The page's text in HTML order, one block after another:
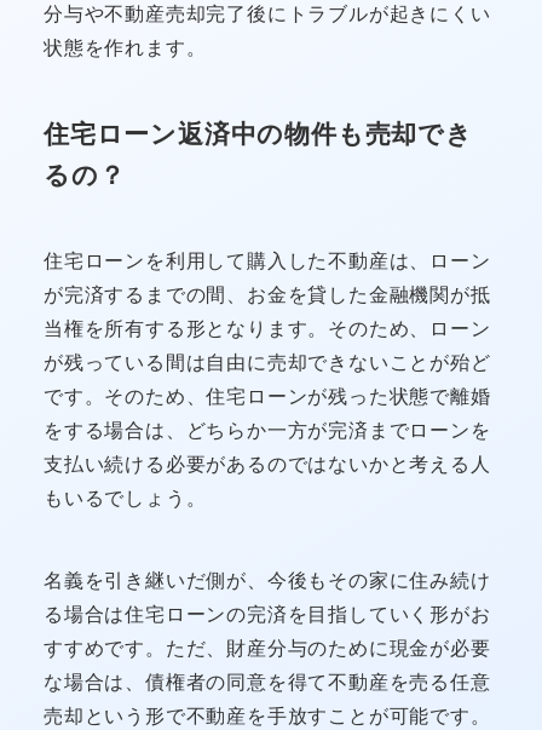
分与や不動産売却完了後にトラブルが起きにくい
状態を作れます。
住宅ローン返済中の物件も売却でき
るの？
住宅ローンを利用して購入した不動産は、ローン
が完済するまでの間、お金を貸した金融機関が抵
当権を所有する形となります。そのため、ローン
が残っている間は自由に売却できないことが殆ど
です。そのため、住宅ローンが残った状態で離婚
をする場合は、どちらか一方が完済までローンを
支払い続ける必要があるのではないかと考える人
もいるでしょう。
名義を引き継いだ側が、今後もその家に住み続け
る場合は住宅ローンの完済を目指していく形がお
すすめです。ただ、財産分与のために現金が必要
な場合は、債権者の同意を得て不動産を売る任意
売却という形で不動産を手放すことが可能です。